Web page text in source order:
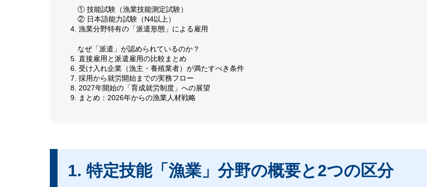
① 技能試験（漁業技能測定試験）
② 日本語能力試験（N4以上）
4. 漁業分野特有の「派遣形態」による雇用
なぜ「派遣」が認められているのか？
5. 直接雇用と派遣雇用の比較まとめ
6. 受け入れ企業（漁主・養殖業者）が満たすべき条件
7. 採用から就労開始までの実務フロー
8. 2027年開始の「育成就労制度」への展望
9. まとめ：2026年からの漁業人材戦略
1. 特定技能「漁業」分野の概要と2つの区分